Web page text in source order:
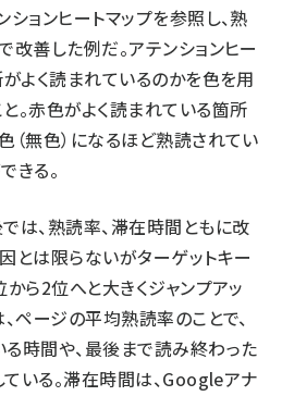
ョンヒートマップを参照し、熟
改善した例だ。アテンションヒー
がよく読まれているのかを色を用
。赤色がよく読まれている箇所
（無色）になるほど熟読されてい
きる。
は、熟読率、滞在時間ともに改
とは限らないがターゲットキー
ら2位へと大きくジャンプアッ
ページの平均熟読率のことで、
時間や、最後まで読み終わった
いる。滞在時間は、Googleアナ